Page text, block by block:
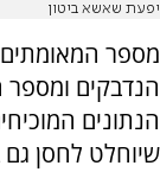
יפעת שאשא ביטון
הנתונים
שיוחלט לחסן גם בני 40 ומעלה בימים